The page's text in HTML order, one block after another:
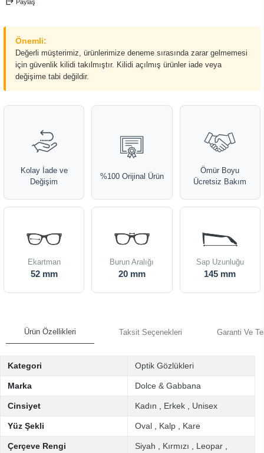
Paylaş
Önemli:
Değerli müşterimiz, ürünlerimize deneme sırasında zarar gelmemesi
için güvenlik kilidi takılmıştır. Kilidi açılmış ürünler iade veya
değişime tabi değildir.
Kolay İade ve
Değişim
%100 Orijinal Ürün
Ömür Boyu
Ücretsiz Bakım
Ekartman
52 mm
Burun Aralığı
20 mm
Sap Uzunluğu
145 mm
Ürün Özellikleri Taksit Seçenekleri Garanti Ve
Kategori Optik Gözlükleri
Marka Dolce & Gabbana
Cinsiyet Kadın Erkek Unisex
Yüz Şekli Oval Kalp Kare
Çerçeve Rengi Siyah Kırmızı Leopar